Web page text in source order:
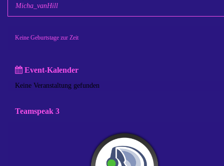
Micha_vanHill
Keine Geburtstage zur Zeit
Event-Kalender
Keine Veranstaltung gefunden
Teamspeak 3